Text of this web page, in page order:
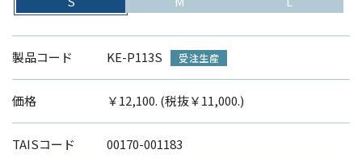
製品コード KE-P113S 受注生産
価格 ￥12,100. (税抜￥11,000.)
TAISコード 00170-001183